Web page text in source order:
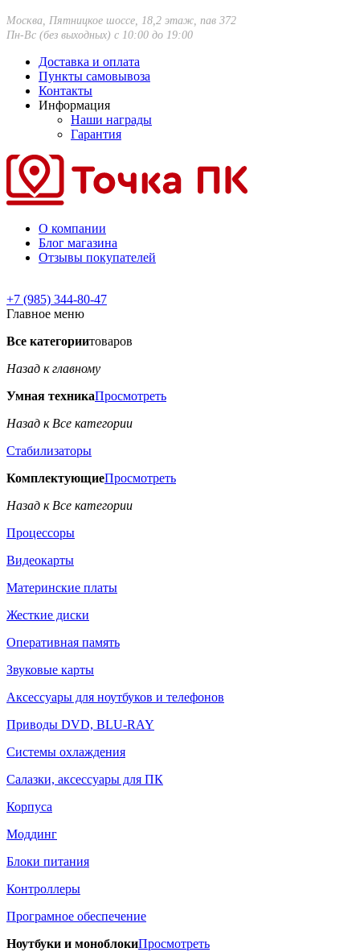
Москва, Пятницкое шоссе, 18,2 этаж, пав 372
Пн-Вс (без выходных) с 10:00 до 19:00
Доставка и оплата
Пункты самовывоза
Контакты
Информация
Наши награды
Гарантия
О компании
Блог магазина
Отзывы покупателей
+7 (985) 344-80-47
Главное меню
Все категориитоваров
Назад к главному
Умная техникаПросмотреть
Назад к Все категории
Стабилизаторы
КомплектующиеПросмотреть
Назад к Все категории
Процессоры
Видеокарты
Материнские платы
Жесткие диски
Оперативная память
Звуковые карты
Аксессуары для ноутбуков и телефонов
Приводы DVD, BLU-RAY
Системы охлаждения
Салазки, аксессуары для ПК
Корпуса
Моддинг
Блоки питания
Контроллеры
Програмное обеспечение
Ноутбуки и моноблокиПросмотреть